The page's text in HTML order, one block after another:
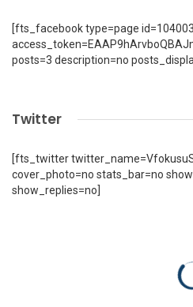
[fts_facebook type=page
posts=3 description=no
Twitter
[fts_twitter
cover_photo=no stats_bar=no
show_replies=no]